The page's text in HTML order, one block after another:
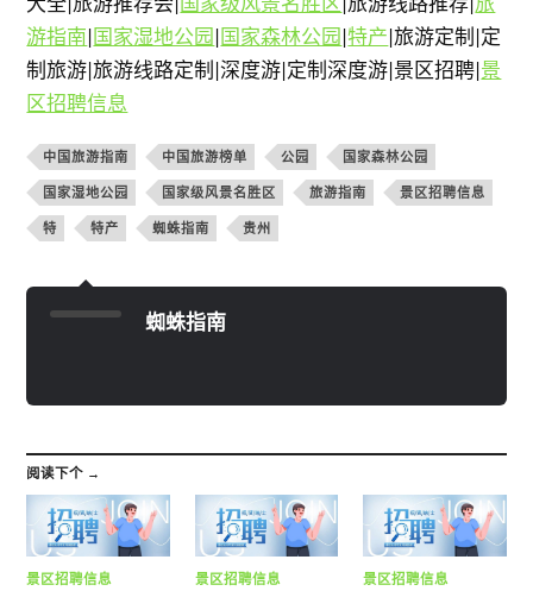
游指南|国家湿地公园|国家森林公园|特产|旅游定制|定
制旅游|旅游线路定制|深度游|定制深度游|景区招聘|景
区招聘信息
中国旅游指南 中国旅游榜单 公园 国家森林公园
国家湿地公园 国家级风景名胜区 旅游指南 景区招聘信息
特 特产 蜘蛛指南 贵州
蜘蛛指南
阅读下个 →
景区招聘信息 景区招聘信息 景区招聘信息